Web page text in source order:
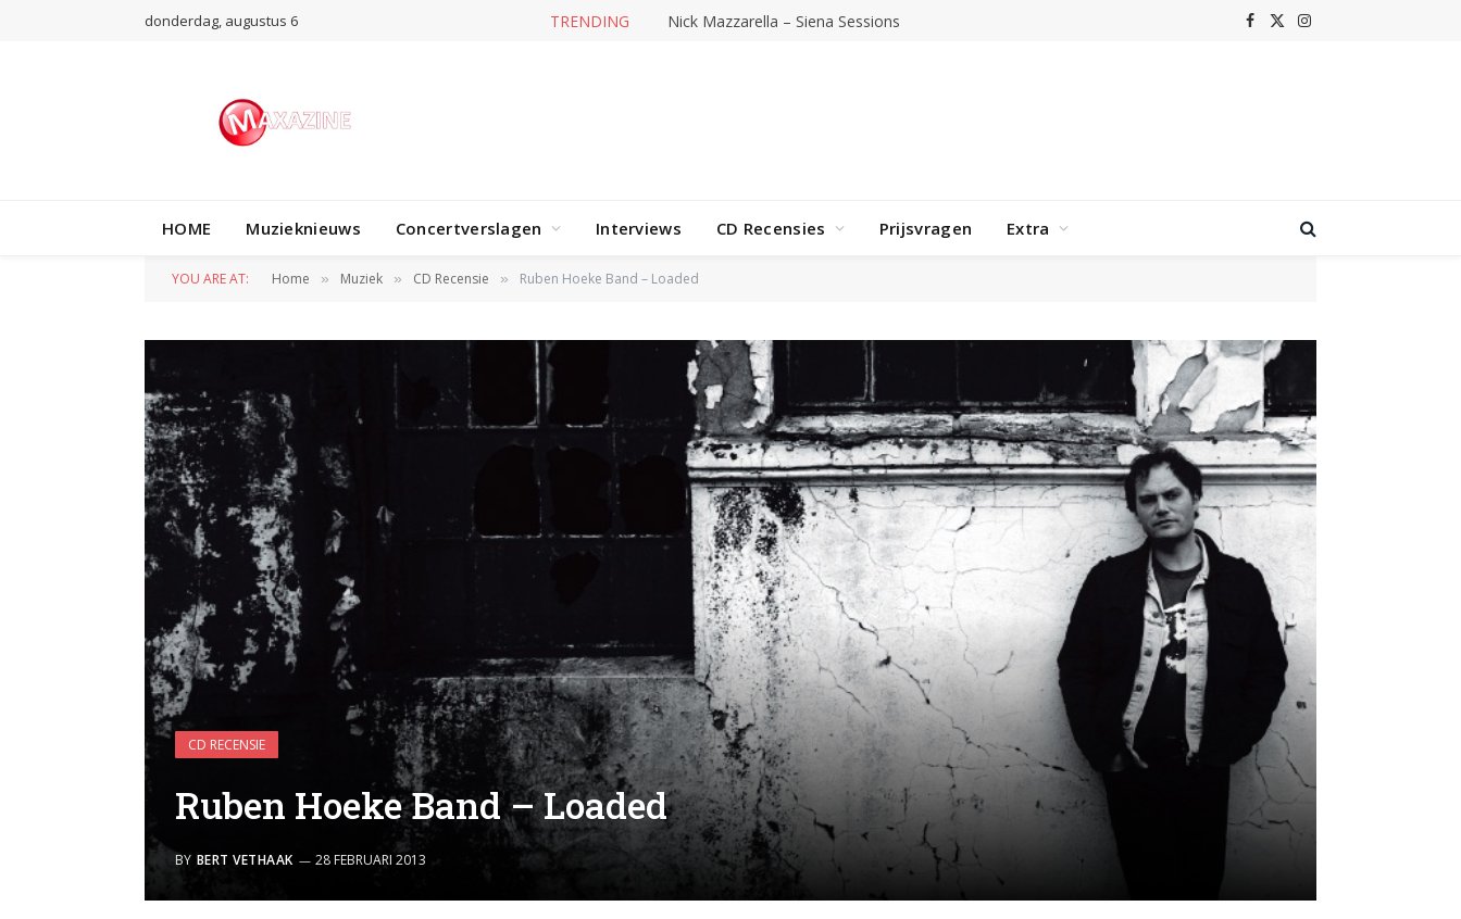
donderdag, augustus 6 TRENDING Nick Mazzarella – Siena Sessions Facebook
X
Instagram
HOME Muzieknieuws Concertverslagen Interviews CD Recensies Prijsvragen Extra
YOU ARE AT: Home » Muziek » CD Recensie » Ruben Hoeke Band – Loaded
CD RECENSIE
Ruben Hoeke Band – Loaded
BY BERT VETHAAK 28 FEBRUARI 2013